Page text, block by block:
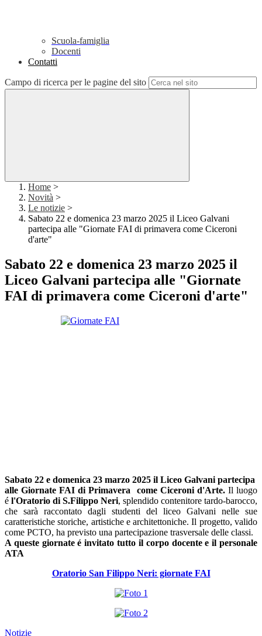
Scuola-famiglia
Docenti
Contatti
Campo di ricerca per le pagine del sito
Home >
Novità >
Le notizie >
Sabato 22 e domenica 23 marzo 2025 il Liceo Galvani
partecipa alle "Giornate FAI di primavera come Ciceroni
d'arte"
Sabato 22 e domenica 23 marzo 2025 il
Liceo Galvani partecipa alle "Giornate
FAI di primavera come Ciceroni d'arte"
Sabato 22 e domenica 23 marzo 2025 il Liceo Galvani partecipa
alle Giornate FAI di Primavera come Ciceroni d'Arte.Il luogo
é l'Oratorio di S.Filippo Neri, splendido contenitore tardo-barocco,
che sarà raccontato dagli studenti del liceo Galvani nelle sue
caratteristiche storiche, artistiche e architettoniche. Il progetto, valido
come PCTO, ha previsto una partecipazione trasversale delle classi.
A queste giornate é invitato tutto il corpo docente e il personale
ATA
Oratorio San Filippo Neri: giornate FAI
Notizie